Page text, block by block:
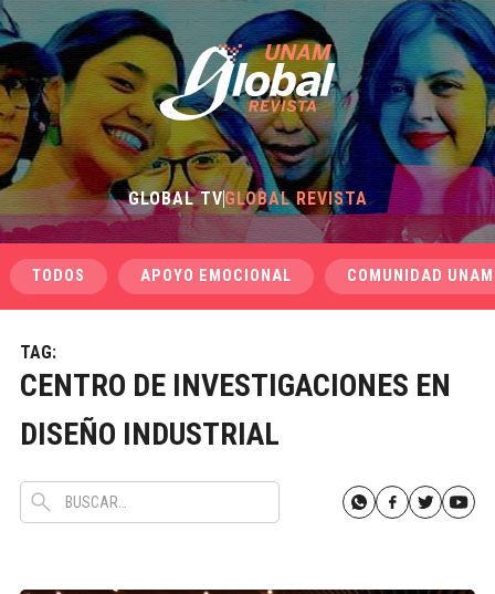
GLOBAL TVGLOBAL REVISTA
TODOS APOYO EMOCIONAL COMUNIDAD UNAM
TAG:
CENTRO DE INVESTIGACIONES EN
DISEÑO INDUSTRIAL